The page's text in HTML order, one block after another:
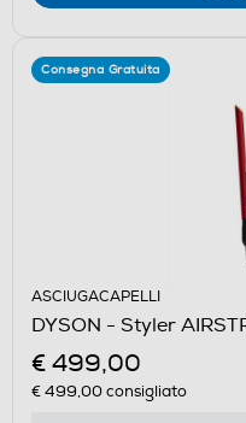
Consegna Gratuita
ASCIUGACAPELLI
DYSON - Styler
€ 499,00
€ 499,00consigliato